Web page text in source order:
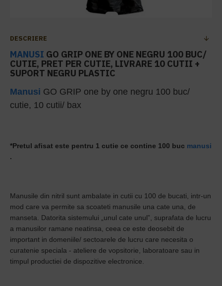
DESCRIERE
MANUSI GO GRIP ONE BY ONE NEGRU 100 BUC/
CUTIE, PRET PER CUTIE, LIVRARE 10 CUTII +
SUPORT NEGRU PLASTIC
Manusi GO GRIP one by one negru 100 buc/
cutie, 10 cutii/ bax
*Pretul afisat este pentru 1 cutie ce contine 100 buc manusi
.
Manusile din nitril sunt ambalate in cutii cu 100 de bucati, intr-un
mod care va permite sa scoateti manusile una cate una, de
manseta. Datorita sistemului „unul cate unul”, suprafata de lucru
a manusilor ramane neatinsa, ceea ce este deosebit de
important in domeniile/ sectoarele de lucru care necesita o
curatenie speciala - ateliere de vopsitorie, laboratoare sau in
timpul productiei de dispozitive electronice.